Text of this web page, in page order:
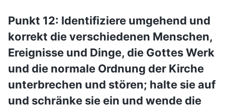
Punkt 12: Identifiziere umgehend und
korrekt die verschiedenen Menschen,
Ereignisse und Dinge, die Gottes Werk
und die normale Ordnung der Kirche
unterbrechen und stören; halte sie auf
und schränke sie ein und wende die